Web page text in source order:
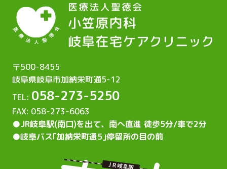
〒500-8455
岐阜県岐阜市加納栄町通5-12
TEL: 058-273-5250
FAX: 058-273-6063
●JR岐阜駅(南口)を出て、 南へ直進 徒歩5分/車で2分
●岐阜バス｢加納栄町通5｣停留所の目の前